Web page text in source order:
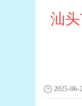
汕
2025-06-